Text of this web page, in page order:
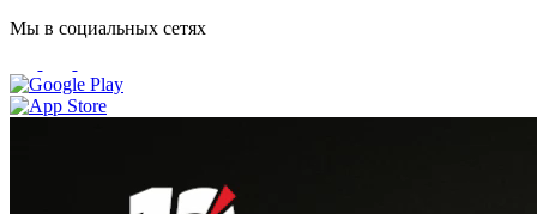
Мы в социальных сетях